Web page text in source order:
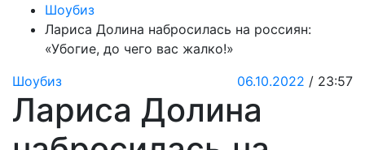
Шоубиз
Лариса Долина набросилась на россиян:
«Убогие, до чего вас жалко!»
Шоубиз
06.10.2022 / 23:57
Лариса Долина